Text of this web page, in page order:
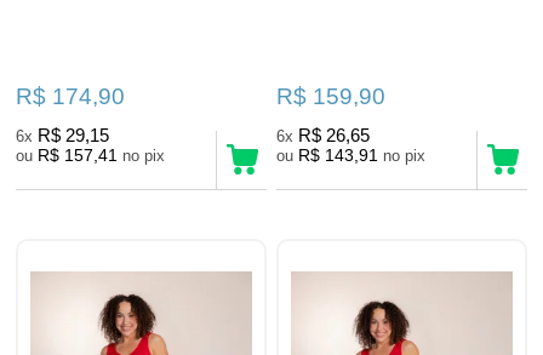
R$ 174,90
6x R$ 29,15
ou R$ 157,41 no pix
R$ 159,90
6x R$ 26,65
ou R$ 143,91 no pix